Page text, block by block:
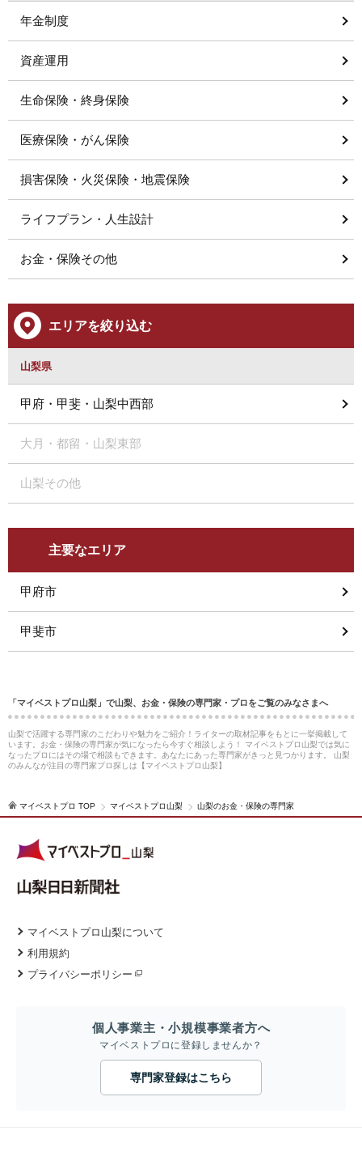
年金制度
資産運用
生命保険・終身保険
医療保険・がん保険
損害保険・火災保険・地震保険
ライフプラン・人生設計
お金・保険その他
エリアを絞り込む
山梨県
甲府・甲斐・山梨中西部
大月・都留・山梨東部
山梨その他
主要なエリア
甲府市
甲斐市
「マイベストプロ山梨」で山梨、お金・保険の専門家・プロをご覧のみなさまへ
山梨で活躍する専門家のこだわりや魅力をご紹介！ライターの取材記事をもとに一挙掲載して
います。お金・保険の専門家が気になったら今すぐ相談しよう！ マイベストプロ山梨では気に
なったプロにはその場で相談もできます。あなたにあった専門家がきっと見つかります。 山梨
のみんなが注目の専門家プロ探しは【マイベストプロ山梨】
マイベストプロ TOP マイベストプロ山梨 山梨のお金・保険の専門家
マイベストプロ山梨について
利用規約
プライバシーポリシー
個人事業主・小規模事業者方へ
マイベストプロに登録しませんか？
専門家登録はこちら